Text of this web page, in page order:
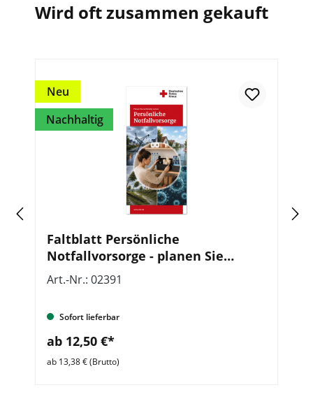
Wird oft zusammen gekauft
Neu
Nachhaltig
Faltblatt Persönliche
Notfallvorsorge - planen Sie
rechtzeitig voraus, VE = 50 Stück
Art.-Nr.: 02391
Sofort lieferbar
ab 12,50 €*
ab 13,38 € (Brutto)